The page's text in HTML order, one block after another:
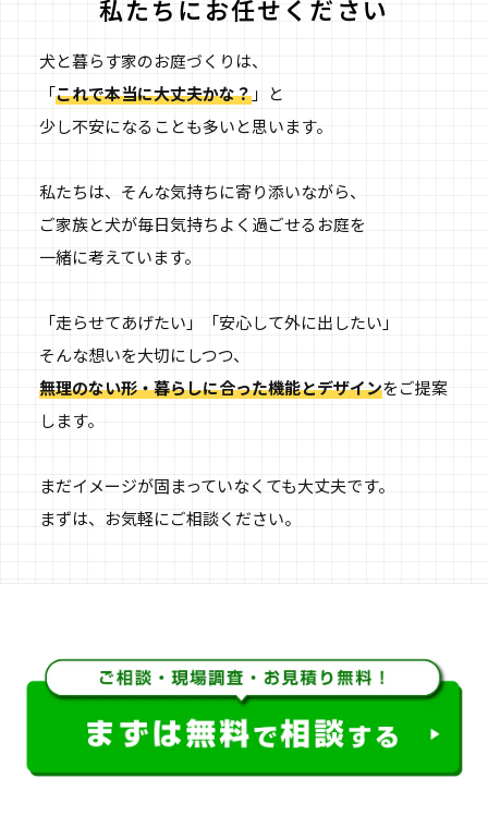
私たちにお任せください
犬と暮らす家のお庭づくりは、
「これで本当に大丈夫かな？」と
少し不安になることも多いと思います。
私たちは、そんな気持ちに寄り添いながら、
ご家族と犬が毎日気持ちよく過ごせるお庭を
一緒に考えています。
「走らせてあげたい」「安心して外に出したい」
そんな想いを大切にしつつ、
無理のない形・暮らしに合った機能とデザインをご提案
します。
まだイメージが固まっていなくても大丈夫です。
まずは、お気軽にご相談ください。